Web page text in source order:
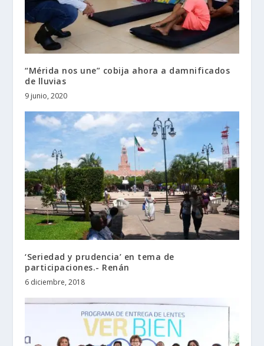
“Mérida nos une” cobija ahora a damnificados
de lluvias
9 junio, 2020
‘Seriedad y prudencia’ en tema de
participaciones.- Renán
6 diciembre, 2018